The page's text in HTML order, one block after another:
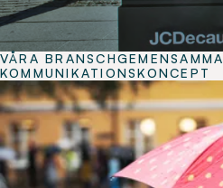
VÅRA BRANSCHGEMENSAMMA
KOMMUNIKATIONSKONCEPT